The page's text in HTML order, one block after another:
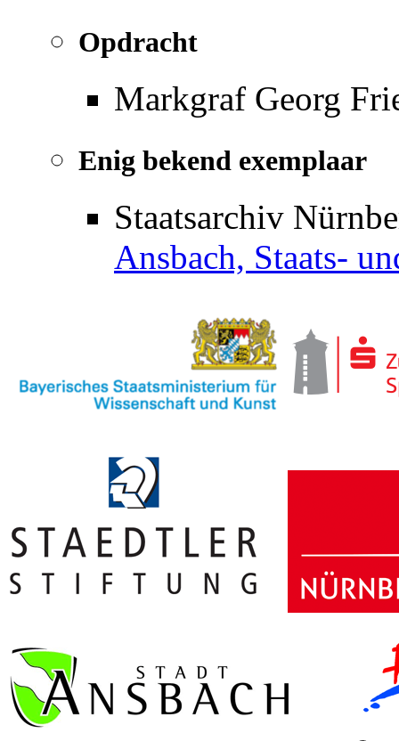
Opdracht
Markgraf Georg
Enig bekend exemplaar
Staatsarchiv
Ansbach, Staats-